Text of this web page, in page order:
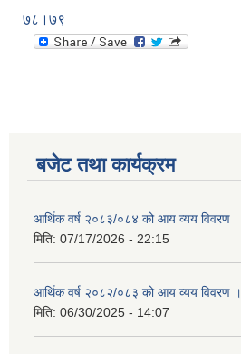
७८।७९
बजेट तथा कार्यक्रम
आर्थिक वर्ष २०८३/०८४ को आय व्यय विवरण
मिति: 07/17/2026 - 22:15
आर्थिक वर्ष २०८२/०८३ को आय व्यय विवरण ।
मिति: 06/30/2025 - 14:07